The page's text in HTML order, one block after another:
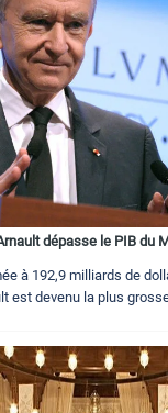
dépasse le PIB du
à 192,9 milliards de
est devenu la plus